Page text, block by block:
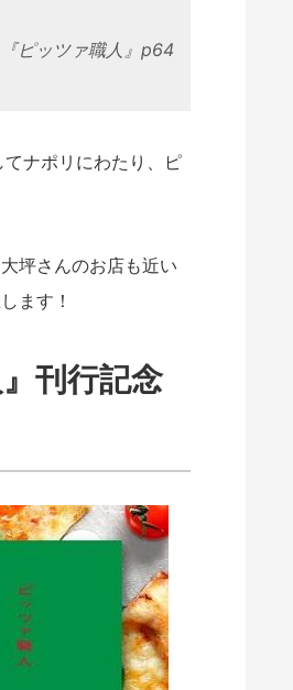
『ピッツァ職人』p64
ナポリにわたり、ピ
坪さんのお店も近い
ます！
刊行記念